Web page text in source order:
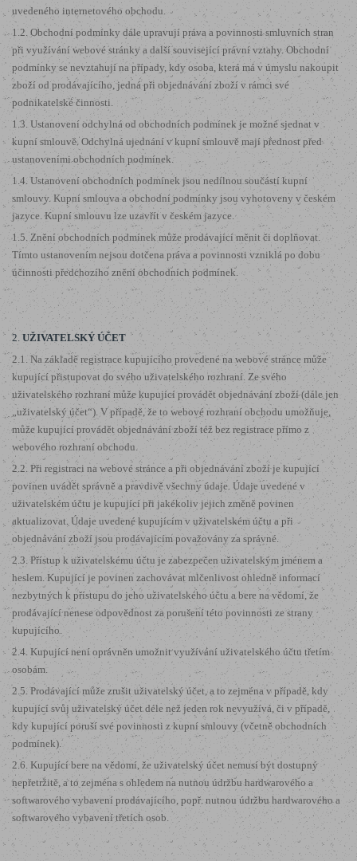
uvedeného internetového obchodu.
1.2. Obchodní podmínky dále upravují práva a povinnosti smluvních stran
při využívání webové stránky a další související právní vztahy. Obchodní
podmínky se nevztahují na případy, kdy osoba, která má v úmyslu nakoupit
zboží od prodávajícího, jedná při objednávání zboží v rámci své
podnikatelské činnosti.
1.3. Ustanovení odchylná od obchodních podmínek je možné sjednat v
kupní smlouvě. Odchylná ujednání v kupní smlouvě mají přednost před
ustanoveními obchodních podmínek.
1.4. Ustanovení obchodních podmínek jsou nedílnou součástí kupní
smlouvy. Kupní smlouva a obchodní podmínky jsou vyhotoveny v českém
jazyce. Kupní smlouvu lze uzavřít v českém jazyce.
1.5. Znění obchodních podmínek může prodávající měnit či doplňovat.
Tímto ustanovením nejsou dotčena práva a povinnosti vzniklá po dobu
účinnosti předchozího znění obchodních podmínek.
2. UŽIVATELSKÝ ÚČET
2.1. Na základě registrace kupujícího provedené na webové stránce může
kupující přistupovat do svého uživatelského rozhraní. Ze svého
uživatelského rozhraní může kupující provádět objednávání zboží (dále jen
„uživatelský účet“). V případě, že to webové rozhraní obchodu umožňuje,
může kupující provádět objednávání zboží též bez registrace přímo z
webového rozhraní obchodu.
2.2. Při registraci na webové stránce a při objednávání zboží je kupující
povinen uvádět správně a pravdivě všechny údaje. Údaje uvedené v
uživatelském účtu je kupující při jakékoliv jejich změně povinen
aktualizovat. Údaje uvedené kupujícím v uživatelském účtu a při
objednávání zboží jsou prodávajícím považovány za správné.
2.3. Přístup k uživatelskému účtu je zabezpečen uživatelským jménem a
heslem. Kupující je povinen zachovávat mlčenlivost ohledně informací
nezbytných k přístupu do jeho uživatelského účtu a bere na vědomí, že
prodávající nenese odpovědnost za porušení této povinnosti ze strany
kupujícího.
2.4. Kupující není oprávněn umožnit využívání uživatelského účtu třetím
osobám.
2.5. Prodávající může zrušit uživatelský účet, a to zejména v případě, kdy
kupující svůj uživatelský účet déle než jeden rok nevyužívá, či v případě,
kdy kupující poruší své povinnosti z kupní smlouvy (včetně obchodních
podmínek).
2.6. Kupující bere na vědomí, že uživatelský účet nemusí být dostupný
nepřetržitě, a to zejména s ohledem na nutnou údržbu hardwarového a
softwarového vybavení prodávajícího, popř. nutnou údržbu hardwarového a
softwarového vybavení třetích osob.